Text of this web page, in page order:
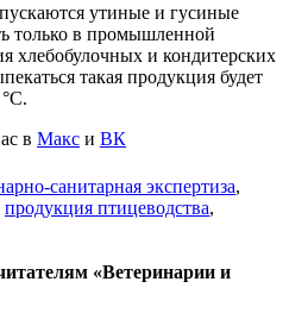
утиные и гусиные
только в промышленной
хлебобулочных и кондитерских
такая продукция будет
в Макс и ВК
санитарная экспертиза,
продукция птицеводства,
«Ветеринарии и